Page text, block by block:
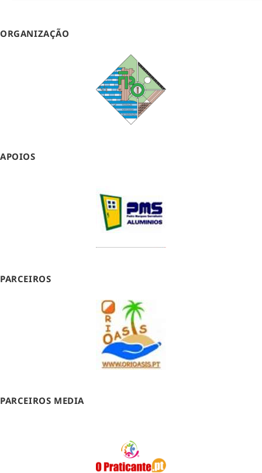
ORGANIZAÇÃO
APOIOS
PARCEIROS
PARCEIROS MEDIA